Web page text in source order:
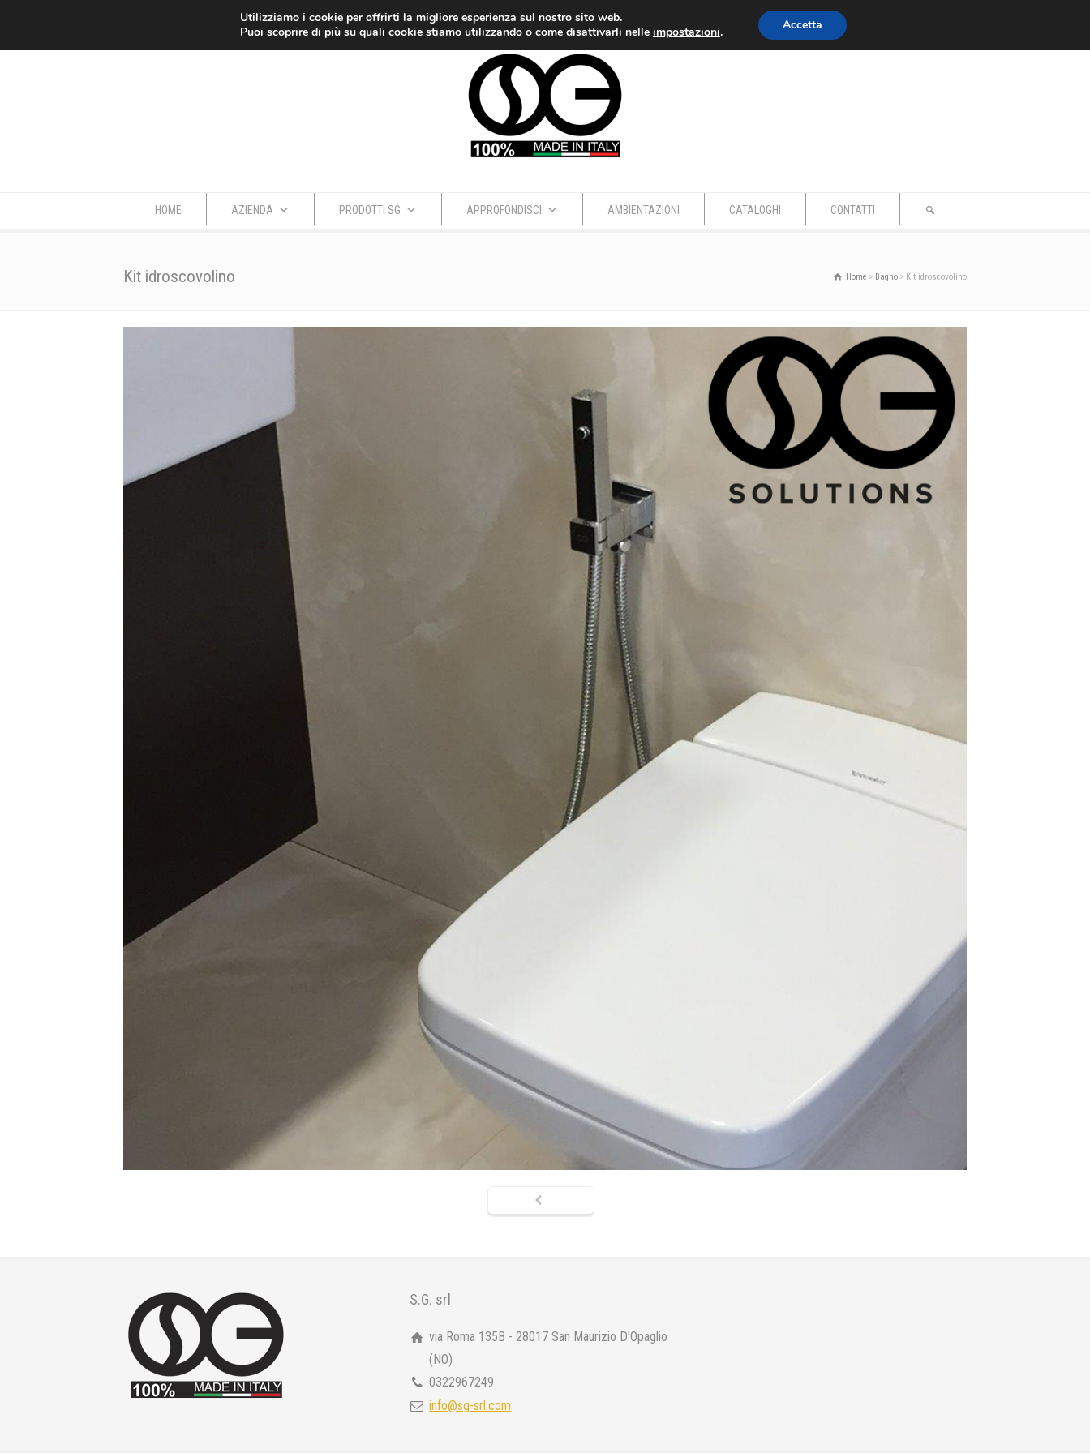
Contatti
HOME AZIENDA PRODOTTI SG APPROFONDISCI AMBIENTAZIONI CATALOGHI CONTATTI
Kit idroscovolino Home Bagno Kit idroscovolino
S.G. srl
via Roma 135B - 28017 San Maurizio D'Opaglio
(NO)
0322967249
info@sg-srl.com
Utilizziamo i cookie per offrirti la migliore esperienza sul nostro sito web.
Puoi scoprire di più su quali cookie stiamo utilizzando o come disattivarli nelle impostazioni. Accetta